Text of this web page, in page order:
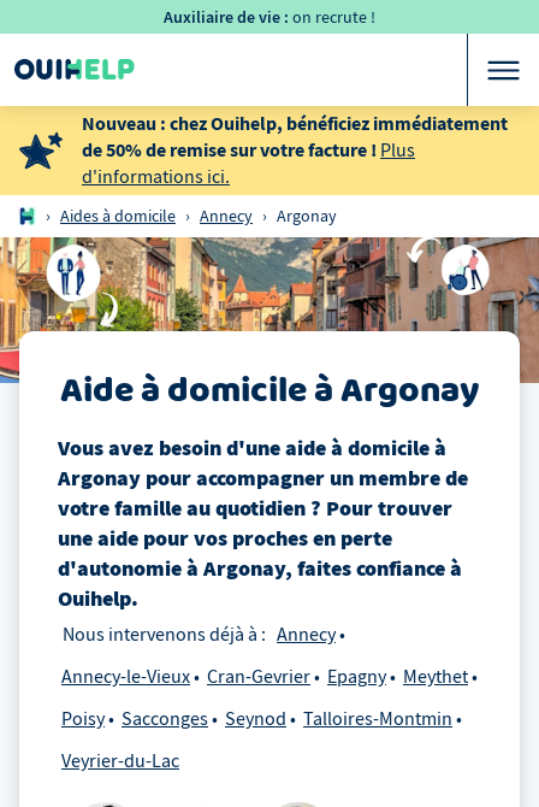
Auxiliaire de vie : on recrute !
Nouveau : chez Ouihelp, bénéficiez immédiatement
de 50% de remise sur votre facture ! Plus
d'informations ici.
› Aides à domicile › Annecy › Argonay
Aide à domicileàArgonay
Vous avez besoin d'une aide à domicileà
Argonay pour accompagner un membre de
votre famille au quotidien ? Pour trouver
une aide pour vos proches en perte
d'autonomieà Argonay, faites confiance à
Ouihelp.
Nous intervenons déjà à : Annecy
Annecy-le-Vieux
Cran-Gevrier Epagny
Meythet
Poisy
Sacconges Seynod
Talloires-Montmin
Veyrier-du-Lac